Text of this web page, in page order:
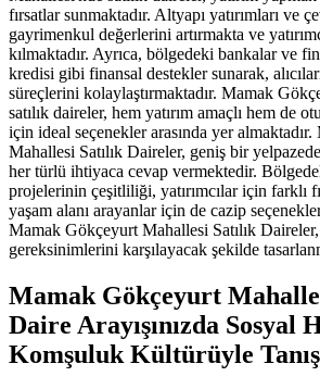
fırsatlar sunmaktadır. Altyapı yatırımları ve
gayrimenkul değerlerini artırmakta ve
kılmaktadır. Ayrıca, bölgedeki bankalar ve
kredisi gibi finansal destekler sunarak,
süreçlerini kolaylaştırmaktadır. Mamak
satılık daireler, hem yatırım amaçlı hem de
için ideal seçenekler arasında yer
Mahallesi Satılık Daireler, geniş bir
her türlü ihtiyaca cevap vermektedir.
projelerinin çeşitliliği, yatırımcılar için farklı
yaşam alanı arayanlar için de cazip
Mamak Gökçeyurt Mahallesi Satılık
gereksinimlerini karşılayacak şekilde
Mamak Gökçeyurt
Daire Arayışınızda Sosyal
Komşuluk Kültürüyle